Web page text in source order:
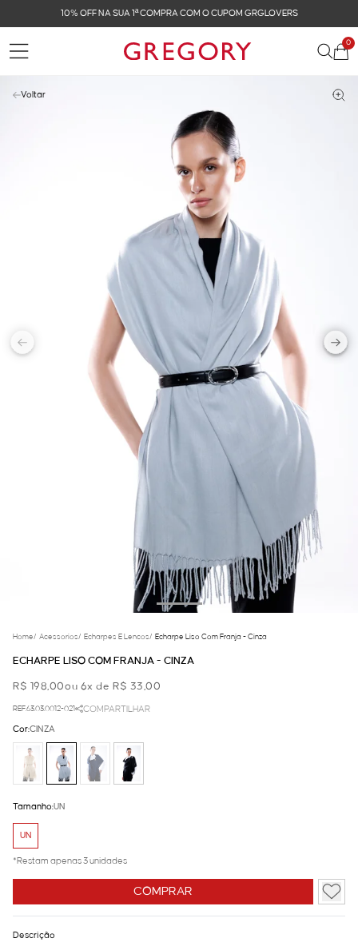
FRETE GRÁTIS NAS COMPRAS ACIMA DE R$ 899
0
Voltar
Home/ Acessorios/ Echarpes E Lencos/ Echarpe Liso Com Franja - Cinza
ECHARPE LISO COM FRANJA - CINZA
R$ 198,00ou 6x de R$ 33,00
REF.63.03.0012-021 COMPARTILHAR
COMPRAR
Cor:CINZA
Tamanho:UN
UN
*Restam apenas 3 unidades
Descrição